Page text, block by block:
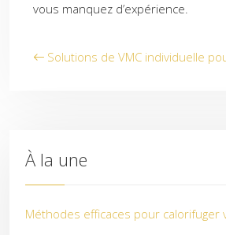
vous manquez d’expérience.
Solutions de VMC individuelle
À la une
Méthodes efficaces pour